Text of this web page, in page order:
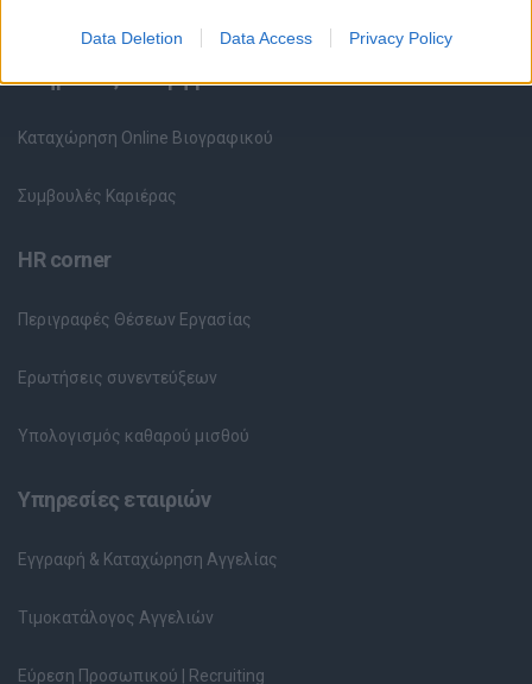
Data Deletion Data Access Privacy Policy
Υπηρεσίες υποψηφίων
Καταχώρηση Online Βιογραφικού
Συμβουλές Καριέρας
HR corner
Περιγραφές Θέσεων Εργασίας
Ερωτήσεις συνεντεύξεων
Υπολογισμός καθαρού μισθού
Υπηρεσίες εταιριών
Εγγραφή & Καταχώρηση Αγγελίας
Τιμοκατάλογος Αγγελιών
Εύρεση Προσωπικού | Recruiting